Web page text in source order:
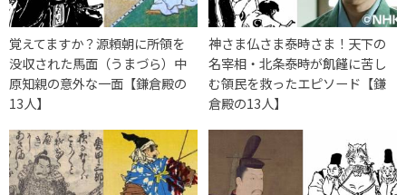
覚えてますか？源頼朝に所領を
没収された馬面（うまづら）中
原知親の意外な一面【鎌倉殿の
13人】
神さま仏さま泰時さま！天下の
名宰相・北条泰時が飢饉に苦し
む領民を救ったエピソード【鎌
倉殿の13人】